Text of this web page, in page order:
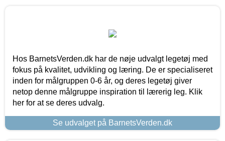
Hos BarnetsVerden.dk har de nøje udvalgt legetøj med
fokus på kvalitet, udvikling og læring. De er specialiseret
inden for målgruppen 0-6 år, og deres legetøj giver
netop denne målgruppe inspiration til lærerig leg. Klik
her for at se deres udvalg.
Se udvalget på BarnetsVerden.dk